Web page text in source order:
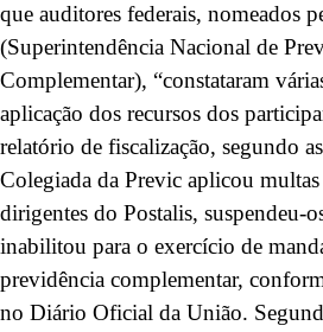
que auditores federais, nomeados
(Superintendência Nacional de
Complementar), “constataram
aplicação dos recursos dos
relatório de fiscalização, segundo
Colegiada da Previc aplicou
dirigentes do Postalis, suspendeu-
inabilitou para o exercício de
previdência complementar,
no Diário Oficial da União.